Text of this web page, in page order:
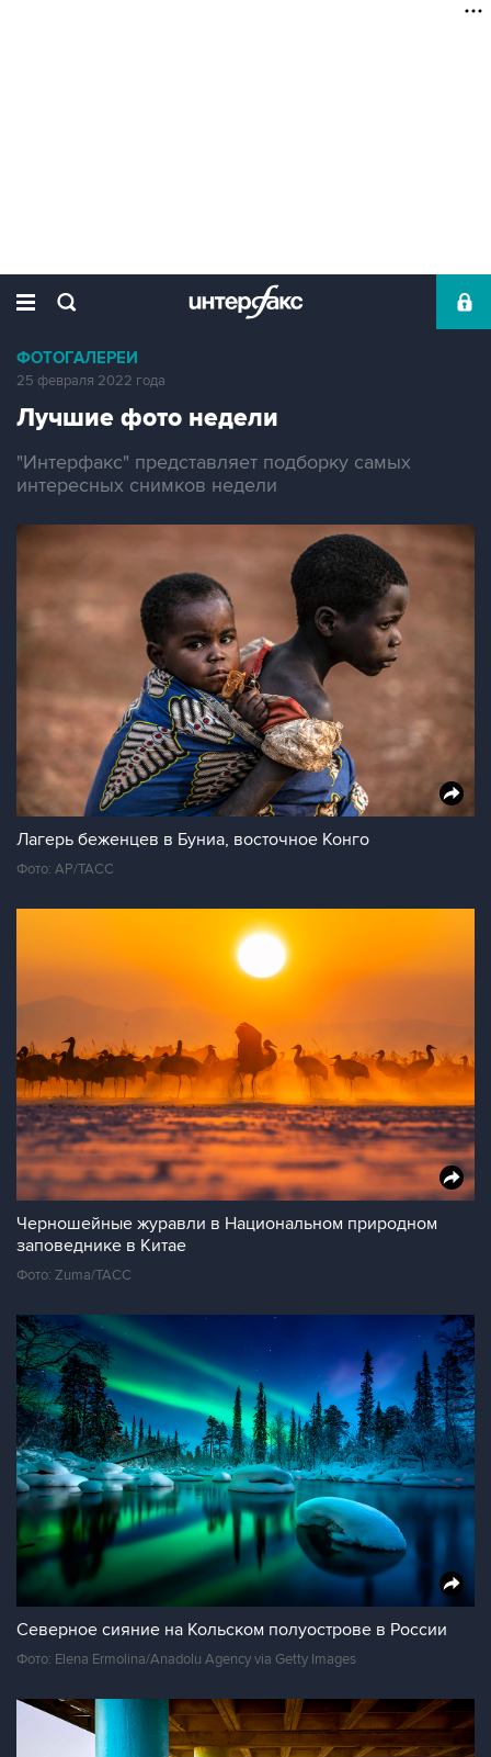
ФОТОГАЛЕРЕИ
25 февраля 2022 года
Лучшие фото недели
"Интерфакс" представляет подборку самых
интересных снимков недели
Лагерь беженцев в Буниа, восточное Конго
Фото: AP/ТАСС
Черношейные журавли в Национальном природном
заповеднике в Китае
Фото: Zuma/ТАСС
Северное сияние на Кольском полуострове в России
Фото: Elena Ermolina/Anadolu Agency via Getty Images